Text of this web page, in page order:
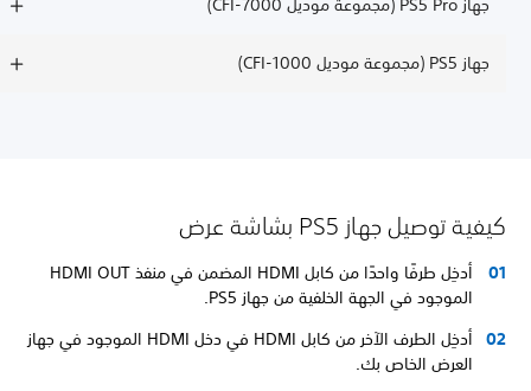
جهاز PS5 Pro (مجموعة موديل CFI-7000)
جهاز PS5 (مجموعة موديل CFI-1000)
كيفية توصيل جهاز PS5 بشاشة عرض
أدخِل طرفًا واحدًا من كابل HDMI المضمن في منفذ HDMI OUT
الموجود في الجهة الخلفية من جهاز PS5.
أدخِل الطرف الآخر من كابل HDMI في دخل HDMI الموجود في جهاز
العرض الخاص بك.